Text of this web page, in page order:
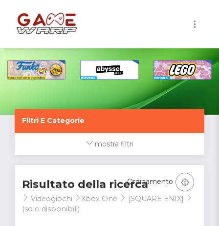
Filtri E Categorie
mostra filtri
Risultato della ricerca
Videogiochi Xbox One
[SQUARE ENIX]
(solo disponibili)
Ordinamento